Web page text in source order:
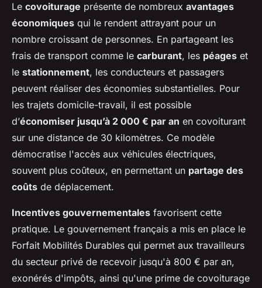
Le covoiturage présente de nombreux avantages
économiques qui le rendent attrayant pour un
nombre croissant de personnes. En partageant les
frais de transport comme le carburant, les péages et
le stationnement, les conducteurs et passagers
peuvent réaliser des économies substantielles. Pour
les trajets domicile-travail, il est possible
d’économiser jusqu’à 2 000 € par an en covoiturant
sur une distance de 30 kilomètres. Ce modèle
démocratise l'accès aux véhicules électriques,
souvent plus coûteux, en permettant un partage des
coûts de déplacement.
Incentives gouvernementales favorisent cette
pratique. Le gouvernement français a mis en place le
Forfait Mobilités Durables qui permet aux travailleurs
du secteur privé de recevoir jusqu'à 800 € par an,
exonérés d'impôts, ainsi qu'une prime de covoiturage